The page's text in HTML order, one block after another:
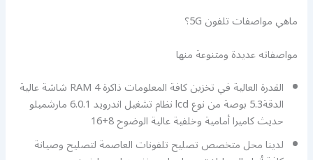
ماهي مواصفات تلفون 5G؟
مواصفاته عديدة ومتنوعة منها
القدرة العالية في تخزين كافة المعلومات ذاكرة RAM 4 شاشة عالية
الدقة5.3 بوصة من نوع lcd نظام تشغيل اندرويد 6.0.1 مارشميلو
حديث كاميرا أمامية وخلفية عالية الوضوح 8+16
لدينا محل متخصص تصليح تلفونات العاصمة لتصليح وصيانة